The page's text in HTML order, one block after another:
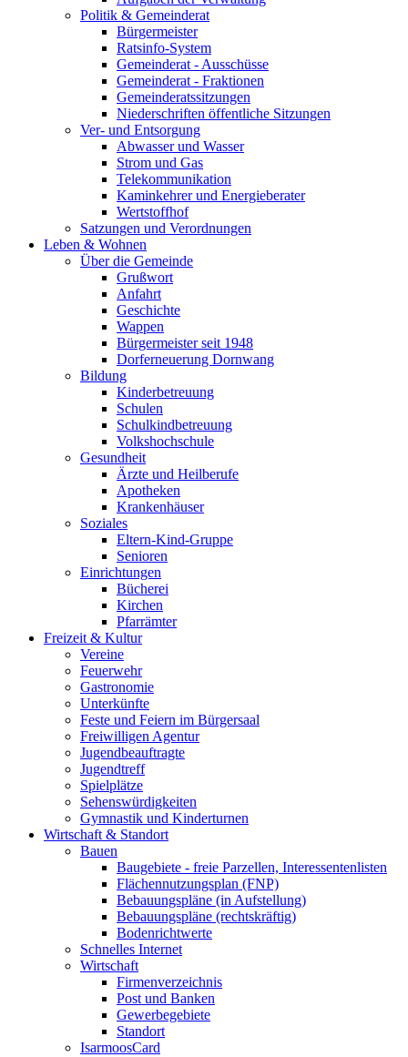
Politik & Gemeinderat
Bürgermeister
Ratsinfo-System
Gemeinderat - Ausschüsse
Gemeinderat - Fraktionen
Gemeinderatssitzungen
Niederschriften öffentliche Sitzungen
Ver- und Entsorgung
Abwasser und Wasser
Strom und Gas
Telekommunikation
Kaminkehrer und Energieberater
Wertstoffhof
Satzungen und Verordnungen
Leben & Wohnen
Über die Gemeinde
Grußwort
Anfahrt
Geschichte
Wappen
Bürgermeister seit 1948
Dorferneuerung Dornwang
Bildung
Kinderbetreuung
Schulen
Schulkindbetreuung
Volkshochschule
Gesundheit
Ärzte und Heilberufe
Apotheken
Krankenhäuser
Soziales
Eltern-Kind-Gruppe
Senioren
Einrichtungen
Bücherei
Kirchen
Pfarrämter
Freizeit & Kultur
Vereine
Feuerwehr
Gastronomie
Unterkünfte
Feste und Feiern im Bürgersaal
Freiwilligen Agentur
Jugendbeauftragte
Jugendtreff
Spielplätze
Sehenswürdigkeiten
Gymnastik und Kinderturnen
Wirtschaft & Standort
Bauen
Baugebiete - freie Parzellen, Interessentenlisten
Flächennutzungsplan (FNP)
Bebauungspläne (in Aufstellung)
Bebauungspläne (rechtskräftig)
Bodenrichtwerte
Schnelles Internet
Wirtschaft
Firmenverzeichnis
Post und Banken
Gewerbegebiete
Standort
IsarmoosCard